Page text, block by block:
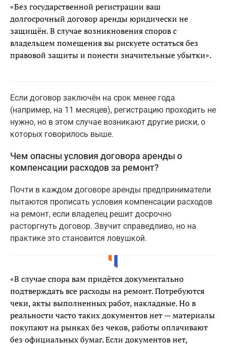
«Без государственной регистрации ваш
долгосрочный договор аренды юридически не
защищён. В случае возникновения споров с
владельцем помещения вы рискуете остаться без
правовой защиты и понести значительные убытки».
Если договор заключён на срок менее года
(например, на 11 месяцев), регистрацию проходить не
нужно, но в этом случае возникают другие риски, о
которых говорилось выше.
Чем опасны условия договора аренды о
компенсации расходов за ремонт?
Почти в каждом договоре аренды предприниматели
пытаются прописать условия компенсации расходов
на ремонт, если владелец решит досрочно
расторгнуть договор. Звучит справедливо, но на
практике это становится ловушкой.
«В случае спора вам придётся документально
подтверждать все расходы на ремонт. Потребуются
чеки, акты выполненных работ, накладные. Но в
реальности часто таких документов нет — материалы
покупают на рынках без чеков, работы оплачивают
без официальных бумаг. Если документов нет,